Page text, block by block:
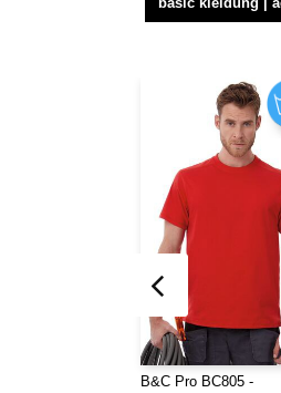
B&C Pro BC805 -